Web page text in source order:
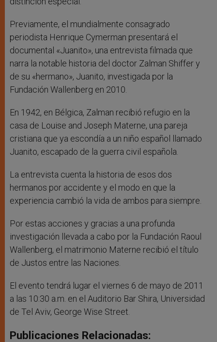
Previamente, el mundialmente consagrado
periodista Henrique Cymerman presentará el
documental «Juanito», una entrevista filmada que
narra la notable historia del doctor Zalman Shiffer y
de su «hermano», Juanito, investigada por la
Fundación Wallenberg en 2010.
En 1942, en Bélgica, Zalman recibió refugio en la
casa de Louise and Joseph Materne, una pareja
cristiana que ya escondía a un niño español llamado
Juanito, escapado de la guerra civil española.
La entrevista cuenta la historia de esos dos
hermanos por accidente y el modo en que la
experiencia cambió la vida de ambos para siempre.
Por estas acciones y gracias a una profunda
investigación llevada a cabo por la Fundación Raoul
Wallenberg, el matrimonio Materne recibió el título
de Justos entre las Naciones.
El evento tendrá lugar el viernes 6 de mayo de 2011
a las 10:30 a.m. en el Auditorio Bar Shira, Universidad
de Tel Aviv, George Wise Street.
Publicaciones Relacionadas: